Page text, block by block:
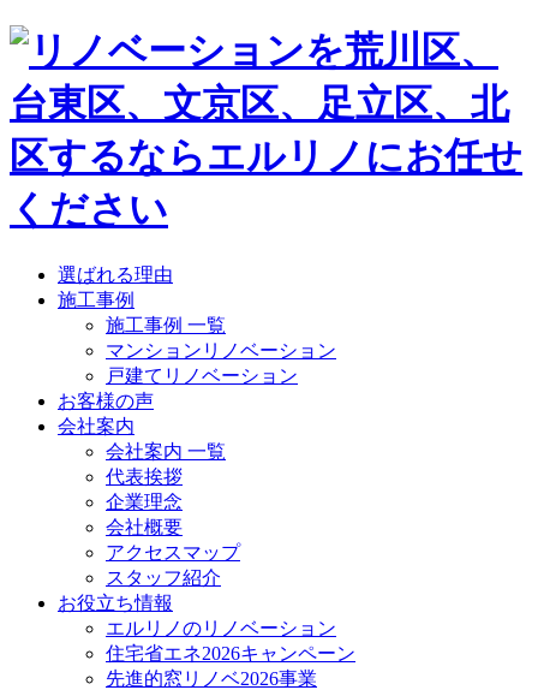
選ばれる理由
施工事例
施工事例 一覧
マンションリノベーション
戸建てリノベーション
お客様の声
会社案内
会社案内 一覧
代表挨拶
企業理念
会社概要
アクセスマップ
スタッフ紹介
お役立ち情報
エルリノのリノベーション
住宅省エネ2026キャンペーン
先進的窓リノベ2026事業